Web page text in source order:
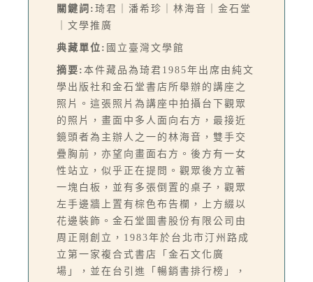
關鍵詞: 琦君｜潘希珍｜林海音｜金石堂
｜文學推廣
典藏單位: 國立臺灣文學館
摘要: 本件藏品為琦君1985年出席由純文
學出版社和金石堂書店所舉辦的講座之
照片。這張照片為講座中拍攝台下觀眾
的照片，畫面中多人面向右方，最接近
鏡頭者為主辦人之一的林海音，雙手交
疊胸前，亦望向畫面右方。後方有一女
性站立，似乎正在提問。觀眾後方立著
一塊白板，並有多張倒置的桌子，觀眾
左手邊牆上置有棕色布告欄，上方綴以
花邊裝飾。金石堂圖書股份有限公司由
周正剛創立，1983年於台北市汀州路成
立第一家複合式書店「金石文化廣
場」，並在台引進「暢銷書排行榜」，